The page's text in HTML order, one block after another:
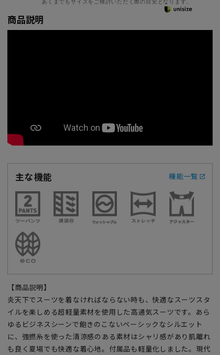
商品説明
主な機能 機能一覧
【商品説明】
炎天下でスーツを着なければならない時も、快適なスーツスタ
イルを楽しめる超軽量素材を使用した高通気スーツです。あら
ゆるビジネスシーンで飽きのこないベーシックなシルエット
に、強撚糸を使った清涼感のある素材はシャリ感があり肌離れ
も良く夏場でも快適な着心地。付属品も軽量化しました。現代